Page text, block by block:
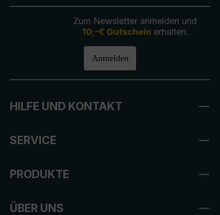
Zum Newsletter anmelden und
10,-€ Gutschein erhalten.
Anmelden
HILFE UND KONTAKT
SERVICE
PRODUKTE
ÜBER UNS